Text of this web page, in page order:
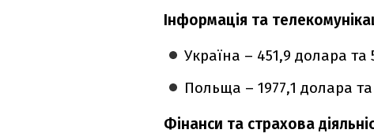
Інформація та
Україна – 451,9 долара та
Польща – 1977,1 долара
Фінанси та страхова